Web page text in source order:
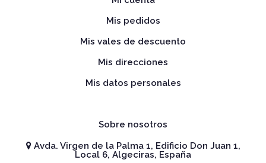
Mis pedidos
Mis vales de descuento
Mis direcciones
Mis datos personales
Sobre nosotros
Avda. Virgen de la Palma 1, Edificio Don Juan 1,
Local 6, Algeciras, España